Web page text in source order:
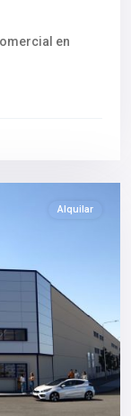
en
Alquilar